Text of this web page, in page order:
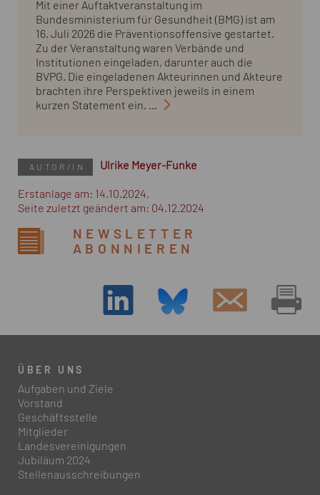
Mit einer Auftaktveranstaltung im
Bundesministerium für Gesundheit (BMG) ist am
16. Juli 2026 die Präventionsoffensive gestartet.
Zu der Veranstaltung waren Verbände und
Institutionen eingeladen, darunter auch die
BVPG. Die eingeladenen Akteurinnen und Akteure
brachten ihre Perspektiven jeweils in einem
kurzen Statement ein. ...
AUTOR/IN Ulrike Meyer-Funke
Erstanlage am: 14.10.2024,
Seite zuletzt geändert am: 04.12.2024
NEWSLETTER
ABONNIEREN
ÜBER UNS
Aufgaben und Ziele
Vorstand
Geschäftsstelle
Mitglieder
Landesvereinigungen
Jubiläum 2024
Stellenausschreibungen